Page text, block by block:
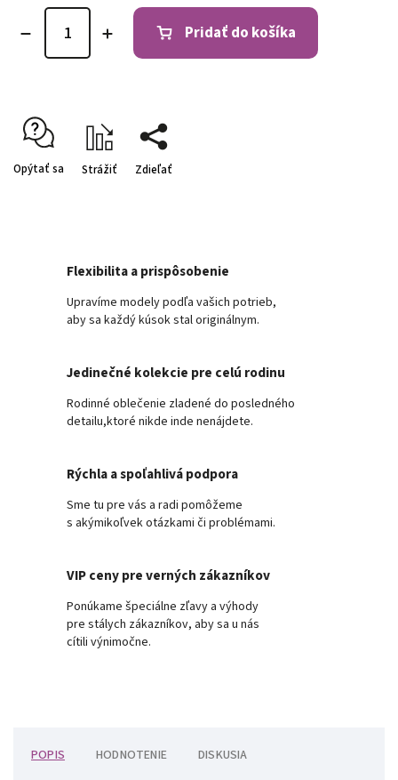
Pridať do košíka
Opýtať sa Strážiť Zdieľať
Flexibilita a prispôsobenie
Upravíme modely podľa vašich potrieb,
aby sa každý kúsok stal originálnym.
Jedinečné kolekcie pre celú rodinu
Rodinné oblečenie zladené do posledného
detailu,ktoré nikde inde nenájdete.
Rýchla a spoľahlivá podpora
Sme tu pre vás a radi pomôžeme
s akýmikoľvek otázkami či problémami.
VIP ceny pre verných zákazníkov
Ponúkame špeciálne zľavy a výhody
pre stálych zákazníkov, aby sa u nás
cítili výnimočne.
POPIS HODNOTENIE DISKUSIA